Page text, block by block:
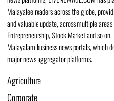
Malayalee readers across the globe,
and valuable update, across multiple
Entrepreneurship, Stock Market and so
Malayalam business news portals, which
major news aggregator platforms.
Agriculture
Corporate